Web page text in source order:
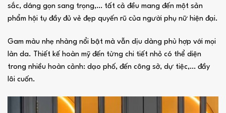
sắc, dáng gọn sang trọng,… tất cả đều mang đến một sản
phẩm hội tụ đầy đủ vẻ đẹp quyến rũ của người phụ nữ hiện đại.
Gam màu nhẹ nhàng nổi bật mà vẫn dịu dàng phù hợp với mọi
làn da. Thiết kế hoàn mỹ đến từng chi tiết nhỏ có thể diện
trong nhiều hoàn cảnh: dạo phố, đến công sở, dự tiệc,… đầy
lôi cuốn.